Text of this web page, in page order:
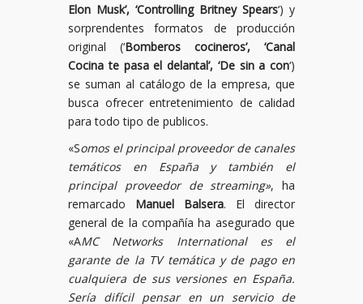
Elon Musk’, ‘Controlling Britney Spears‘) y
sorprendentes formatos de producción
original (‘Bomberos cocineros’, ‘Canal
Cocina te pasa el delantal’, ‘De sin a con‘)
se suman al catálogo de la empresa, que
busca ofrecer entretenimiento de calidad
para todo tipo de publicos.
«Somos el principal proveedor de canales
temáticos en España y también el
principal proveedor de streaming», ha
remarcado Manuel Balsera. El director
general de la compañía ha asegurado que
«AMC Networks International es el
garante de la TV temática y de pago en
cualquiera de sus versiones en España.
Sería difícil pensar en un servicio de